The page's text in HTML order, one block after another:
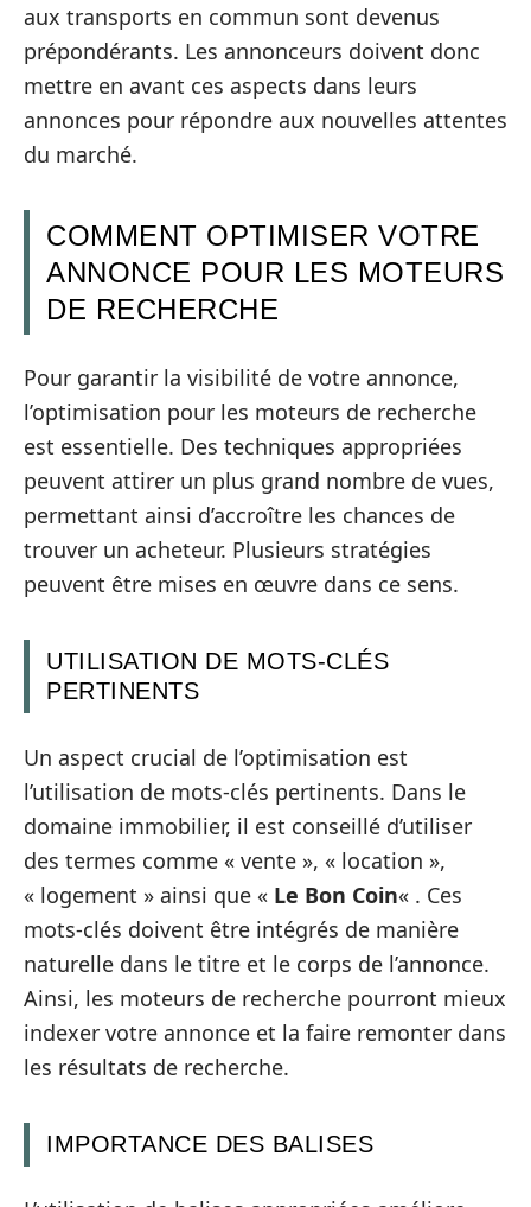
aux transports en commun sont devenus
prépondérants. Les annonceurs doivent donc
mettre en avant ces aspects dans leurs
annonces pour répondre aux nouvelles attentes
du marché.
COMMENT OPTIMISER VOTRE
ANNONCE POUR LES MOTEURS
DE RECHERCHE
Pour garantir la visibilité de votre annonce,
l’optimisation pour les moteurs de recherche
est essentielle. Des techniques appropriées
peuvent attirer un plus grand nombre de vues,
permettant ainsi d’accroître les chances de
trouver un acheteur. Plusieurs stratégies
peuvent être mises en œuvre dans ce sens.
UTILISATION DE MOTS-CLÉS
PERTINENTS
Un aspect crucial de l’optimisation est
l’utilisation de mots-clés pertinents. Dans le
domaine immobilier, il est conseillé d’utiliser
des termes comme « vente », « location »,
« logement » ainsi que « Le Bon Coin« . Ces
mots-clés doivent être intégrés de manière
naturelle dans le titre et le corps de l’annonce.
Ainsi, les moteurs de recherche pourront mieux
indexer votre annonce et la faire remonter dans
les résultats de recherche.
IMPORTANCE DES BALISES